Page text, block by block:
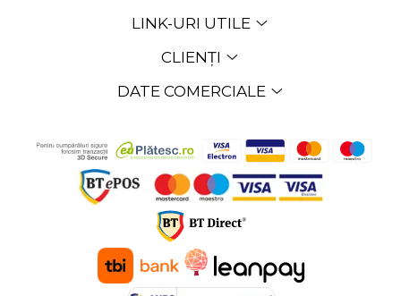
LINK-URI UTILE
CLIENȚI
DATE COMERCIALE